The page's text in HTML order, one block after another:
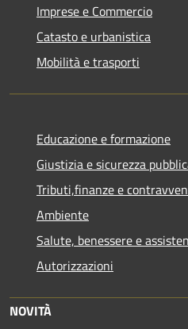
Imprese e Commercio
Catasto e urbanistica
Mobilità e trasporti
Educazione e formazione
Giustizia e sicurezza
Tributi,finanze e
Ambiente
Salute, benessere e
Autorizzazioni
NOVITÀ